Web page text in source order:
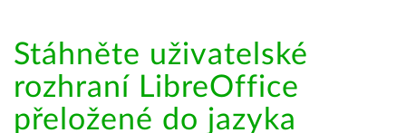
Stáhněte uživatelské
rozhraní LibreOffice
přeložené do jazyka